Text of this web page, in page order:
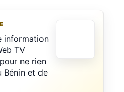
information
TV
ne rien
Bénin et de